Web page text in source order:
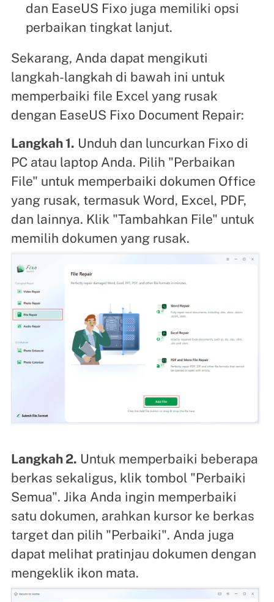
dan EaseUS Fixo juga memiliki opsi
perbaikan tingkat lanjut.
Sekarang, Anda dapat mengikuti
langkah-langkah di bawah ini untuk
memperbaiki file Excel yang rusak
dengan EaseUS Fixo Document Repair:
Langkah 1. Unduh dan luncurkan Fixo di
PC atau laptop Anda. Pilih "Perbaikan
File" untuk memperbaiki dokumen Office
yang rusak, termasuk Word, Excel, PDF,
dan lainnya. Klik "Tambahkan File" untuk
memilih dokumen yang rusak.
Langkah 2. Untuk memperbaiki beberapa
berkas sekaligus, klik tombol "Perbaiki
Semua". Jika Anda ingin memperbaiki
satu dokumen, arahkan kursor ke berkas
target dan pilih "Perbaiki". Anda juga
dapat melihat pratinjau dokumen dengan
mengeklik ikon mata.